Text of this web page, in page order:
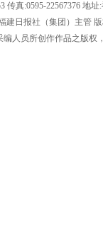
传真:0595-22567376 地
建日报社（集团）主管
编人员所创作作品之版